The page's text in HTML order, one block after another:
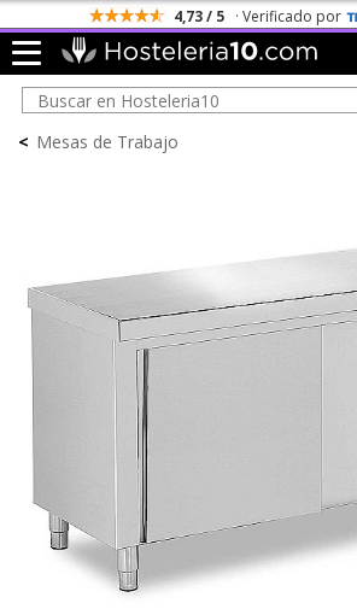
4,73 / 5 · Verificado por
< Mesas de Trabajo